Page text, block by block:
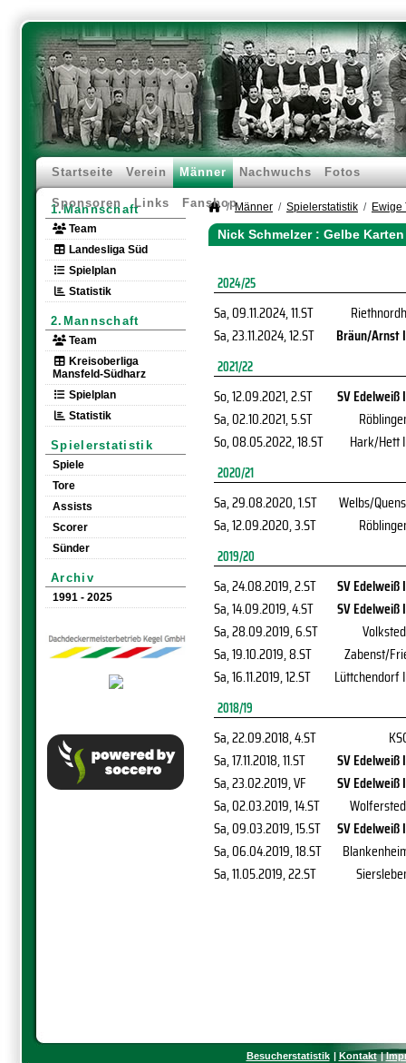
Startseite Verein Männer Nachwuchs Fotos
Sponsoren Links Fanshop
1.Mannschaft
Team
Landesliga Süd
Spielplan
Statistik
2.Mannschaft
Team
Kreisoberliga
Mansfeld-Südharz
Spielplan
Statistik
Spielerstatistik
Spiele
Tore
Assists
Scorer
Sünder
Archiv
1991 - 2025
Männer Spielerstatistik Ewige
Nick Schmelzer : Gelbe
2024/25
Sa, 09.11.2024, 11.ST
Sa, 23.11.2024, 12.ST Bräun/Arnst
2021/22
So, 12.09.2021, 2.ST
SV Edelweiß
Sa, 02.10.2021, 5.ST
So, 08.05.2022, 18.ST Hark/Hett
2020/21
Sa, 29.08.2020, 1.ST
Welbs/
Sa, 12.09.2020, 3.ST
2019/20
Sa, 24.08.2019, 2.ST
SV Edelweiß
Sa, 14.09.2019, 4.ST
SV Edelweiß
Sa, 28.09.2019, 6.ST
Sa, 19.10.2019, 8.ST
Zabenst/
Sa, 16.11.2019, 12.ST Lüttchendorf
2018/19
Sa, 22.09.2018, 4.ST
Sa, 17.11.2018, 11.ST
SV Edelweiß
Sa, 23.02.2019, VF
SV Edelweiß
Sa, 02.03.2019, 14.ST
Sa, 09.03.2019, 15.ST
SV Edelweiß
Sa, 06.04.2019, 18.ST
Sa, 11.05.2019, 22.ST
Besucherstatistik Kontakt